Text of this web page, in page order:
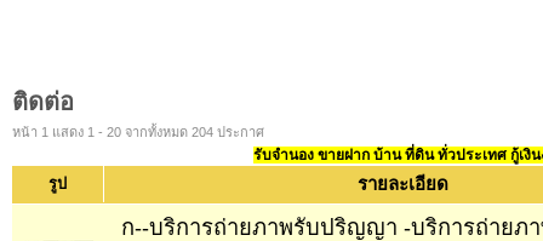
ติดต่อ
หน้า 1 แสดง 1 - 20 จากทั้งหมด 204 ประกาศ
รับจำนอง ขายฝาก บ้าน ที่ดิน ทั่วประเทศ กู้เงิ
รูป รายละเอียด
ก--บริการถ่ายภาพรับปริญญา -บริการถ่ายภ